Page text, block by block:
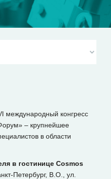
международный конгресс
– крупнейшее
в области
в гостинице Cosmos
Петербург, В.О., ул.